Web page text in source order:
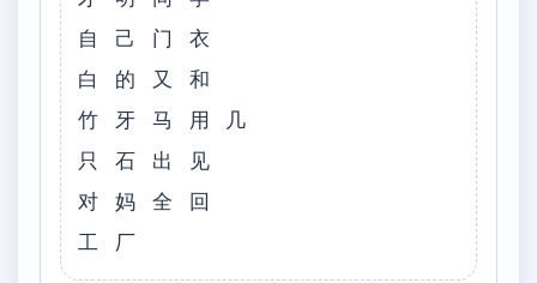
自 己 门 衣
白 的 又 和
竹 牙 马 用 几
只 石 出 见
对 妈 全 回
工 厂